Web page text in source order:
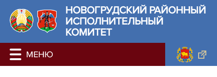
НОВОГРУДСКИЙ РАЙОННЫЙ
ИСПОЛНИТЕЛЬНЫЙ
КОМИТЕТ